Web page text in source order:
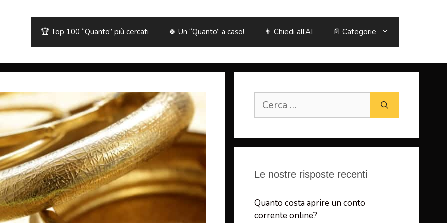
🏆 Top 100 “Quanto” più cercati 🍀 Un “Quanto” a caso! 👨 Chiedi all’AI 📄 Categorie
per:
Le nostre risposte recenti
Quanto costa aprire un conto
corrente online?